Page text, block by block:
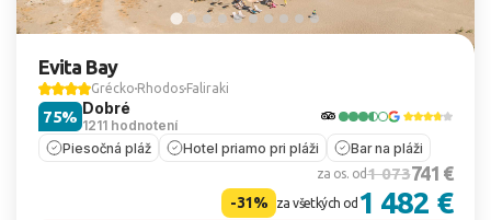
Evita Bay
Grécko Rhodos Faliraki
Dobré
1211 hodnotení
75%
Piesočná pláž Hotel priamo pri pláži Bar na pláži
za os. od1 073741 €
-31% za všetkých od 1 482 €